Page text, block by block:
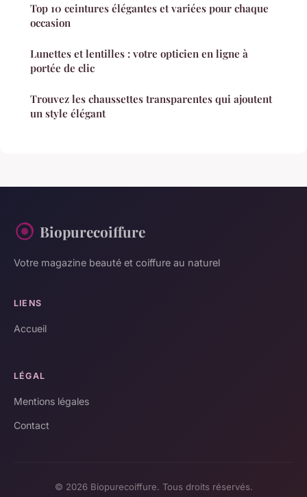
Top 10 ceintures élégantes et variées pour chaque
occasion
Lunettes et lentilles : votre opticien en ligne à
portée de clic
Trouvez les chaussettes transparentes qui ajoutent
un style élégant
Biopurecoiffure
Votre magazine beauté et coiffure au naturel
LIENS
Accueil
LÉGAL
Mentions légales
Contact
© 2026 Biopurecoiffure. Tous droits réservés.